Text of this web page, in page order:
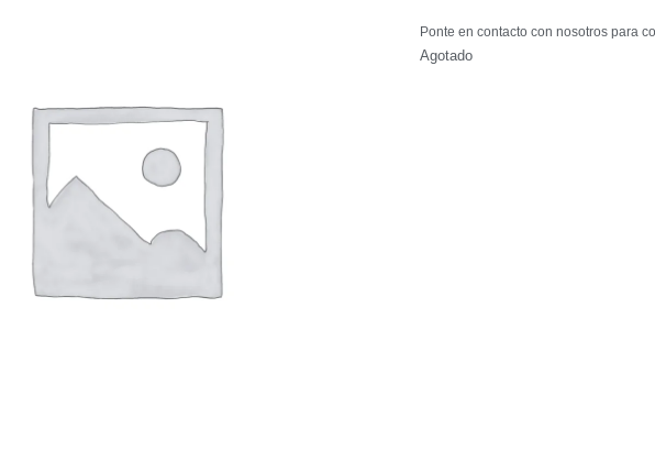
Ponte en contacto con nosotros para
Agotado